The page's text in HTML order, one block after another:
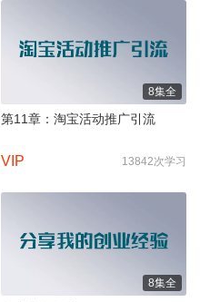
8集全
第11章：淘宝活动推广引流
VIP 13842次学习
8集全